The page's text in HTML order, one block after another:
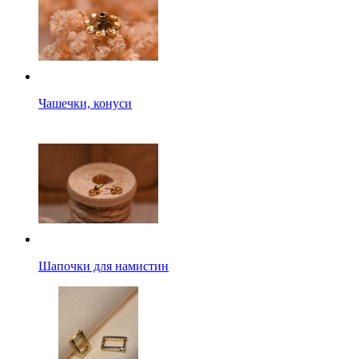
Чашечки, конуси
Шапочки для намистин